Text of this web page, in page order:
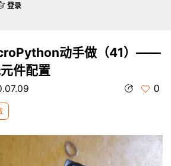
动手做（41）——
件配置
0
驴友花雕 于 2020-7-12 19:07 编辑
登录